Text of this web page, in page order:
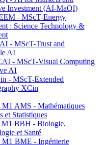
Investment (AI-MaQI)
- MScT-Energy
: Science Technology &
- MScT-Trust and
AI
- MScT-Visual Computing
AI
- MScT-Extended
XCin
AMS - Mathématiques
et Statistiques
BBH - Biologie,
et Santé
BME - Ingénierie